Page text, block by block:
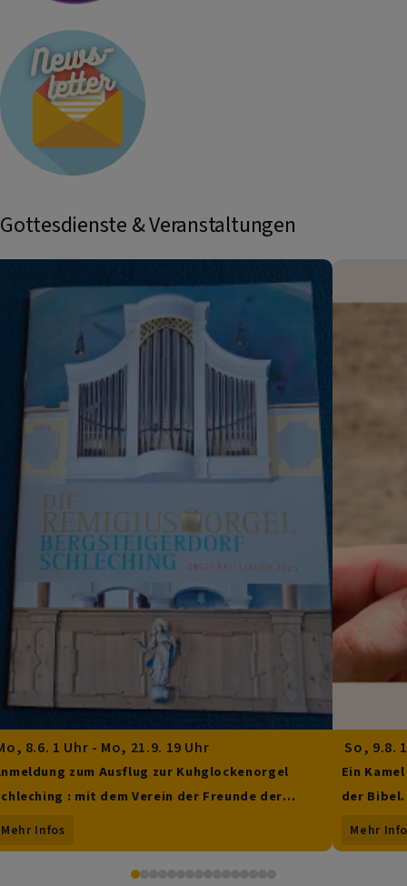
Gottesdienste & Veranstaltungen
8.6. 1 Uhr - Mo, 21.9. 19 Uhr
zum Ausflug zur Kuhglockenorgel
: mit dem Verein der Freunde der
Mehr Infos
So, 9.8.
Ein
der
Mehr